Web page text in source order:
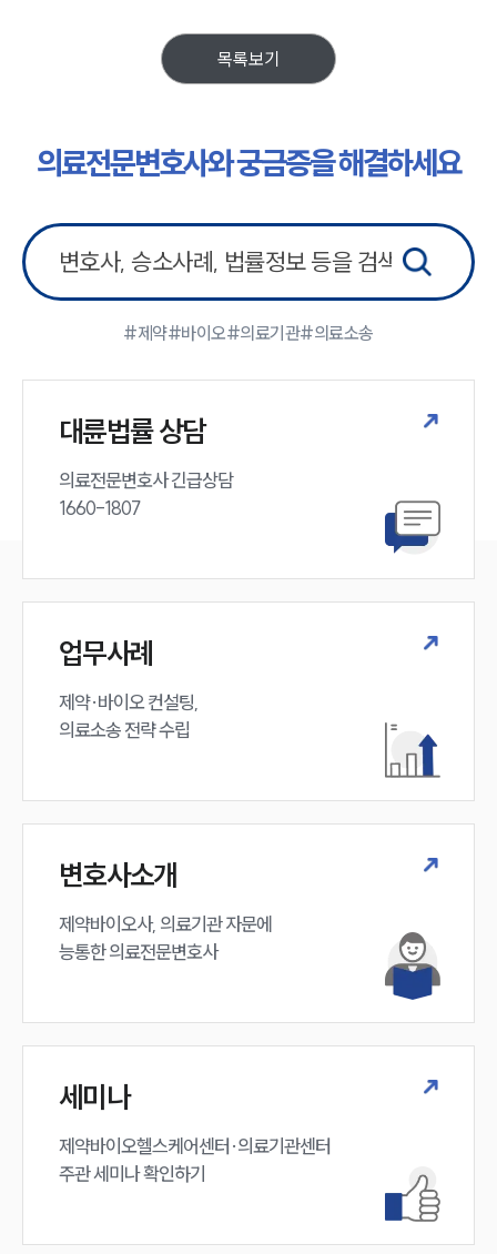
그룹소개
그룹소개
오시는 길
고객의 소리
업무사례
법률정보
법률지식인
의료·바이오·헬스케어그룹 업무
소식/자료
공지사항
법률 블로그
대륜법률상담예약
대륜법률상담예약
목록보기
의료전문변호사와 궁금증을 해결하세요
#제약#바이오#의료기관#의료소송
대륜법률 상담
의료전문변호사 긴급상담
1660-1807
업무사례
제약·바이오 컨설팅,
의료소송 전략 수립
변호사소개
제약바이오사, 의료기관 자문에
능통한 의료전문변호사
세미나
제약바이오헬스케어센터·의료기관센터
주관 세미나 확인하기